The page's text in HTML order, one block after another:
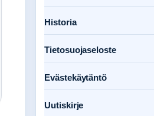
Historia
Tietosuojaseloste
Evästekäytäntö
Uutiskirje